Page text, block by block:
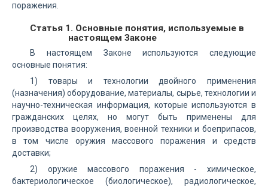
поражения.
Статья 1. Основные понятия, используемые в
настоящем Законе
В настоящем Законе используются следующие
основные понятия:
1) товары и технологии двойного применения
(назначения) оборудование, материалы, сырье, технологии и
научно-техническая информация, которые используются в
гражданских целях, но могут быть применены для
производства вооружения, военной техники и боеприпасов,
в том числе оружия массового поражения и средств
доставки;
2) оружие массового поражения - химическое,
бактериологическое (биологическое), радиологическое,